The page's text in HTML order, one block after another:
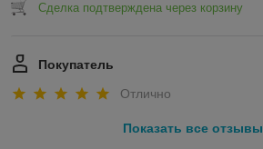
Сделка подтверждена через корзину
Покупатель
Отлично
Показать все отзывы